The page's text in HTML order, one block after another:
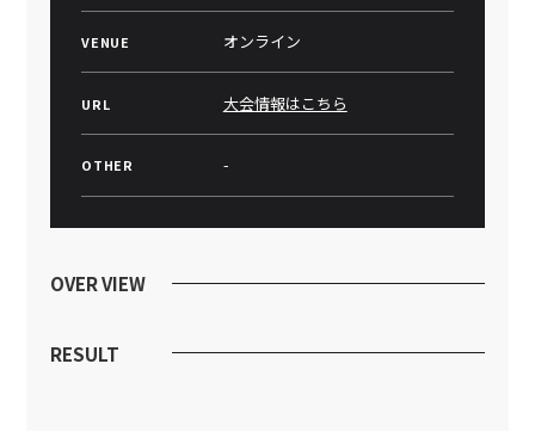
VENUE オンライン
URL 大会情報はこちら
OTHER -
OVER VIEW
RESULT